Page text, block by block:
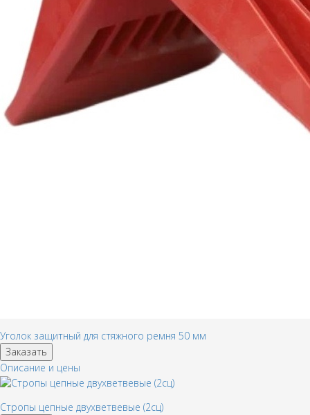
Уголок защитный для стяжного ремня 50 мм
Заказать
Описание и цены
Стропы цепные двухветвевые (2сц)